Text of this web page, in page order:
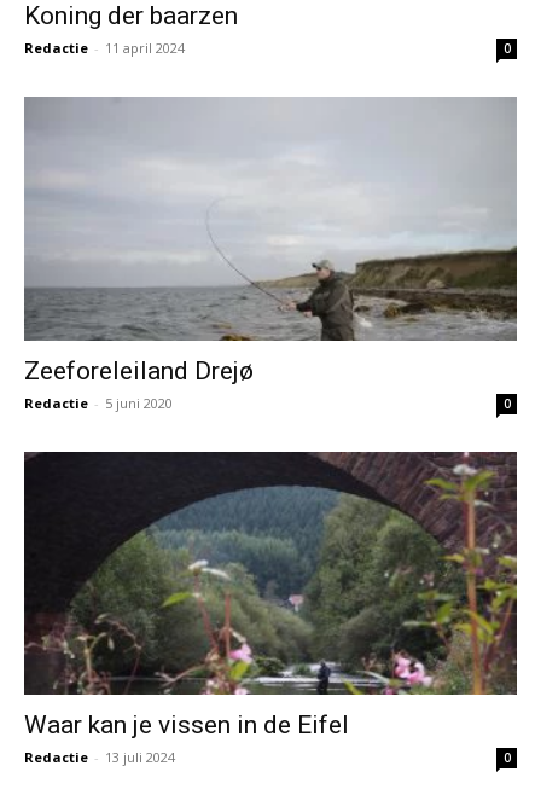
Koning der baarzen
Redactie - 11 april 2024 0
Zeeforeleiland Drejø
Redactie - 5 juni 2020 0
Waar kan je vissen in de Eifel
Redactie - 13 juli 2024 0